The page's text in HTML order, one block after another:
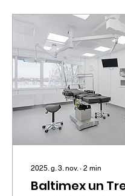
2025. g. 3. nov.∙ 2 min
Baltimex un